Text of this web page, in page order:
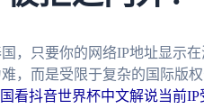
，只要你的网络IP地址显示
，而是受限于复杂的国际版
看抖音世界杯中文解说当前IP